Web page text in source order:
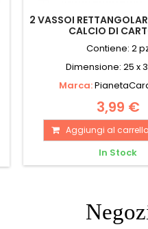
2 VASSOI
CALCIO DI
Contiene: 2
Dimensione: 25 x
Marca:
3,99 €
Aggiungi al carrello
In Stock